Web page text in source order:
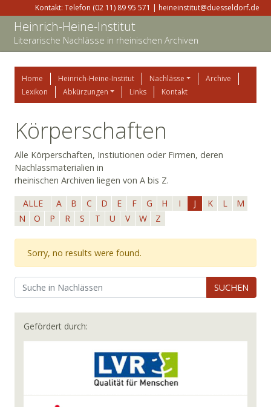
Kontakt: Telefon (02 11) 89 95 571 | heineinstitut@duesseldorf.de
Heinrich-Heine-Institut
Literarische Nachlässe in rheinischen Archiven
Home Heinrich-Heine-Institut Nachlässe
Archive
Lexikon
Abkürzungen Links Kontakt
Körperschaften
Alle Körperschaften, Instiutionen oder Firmen, deren
Nachlassmaterialien in
rheinischen Archiven liegen von A bis Z.
ALLE
A B C D E F G H I J K L
M
N
O P R S T U V W Z
Sorry, no results were found.
SUCHEN
Gefördert durch: